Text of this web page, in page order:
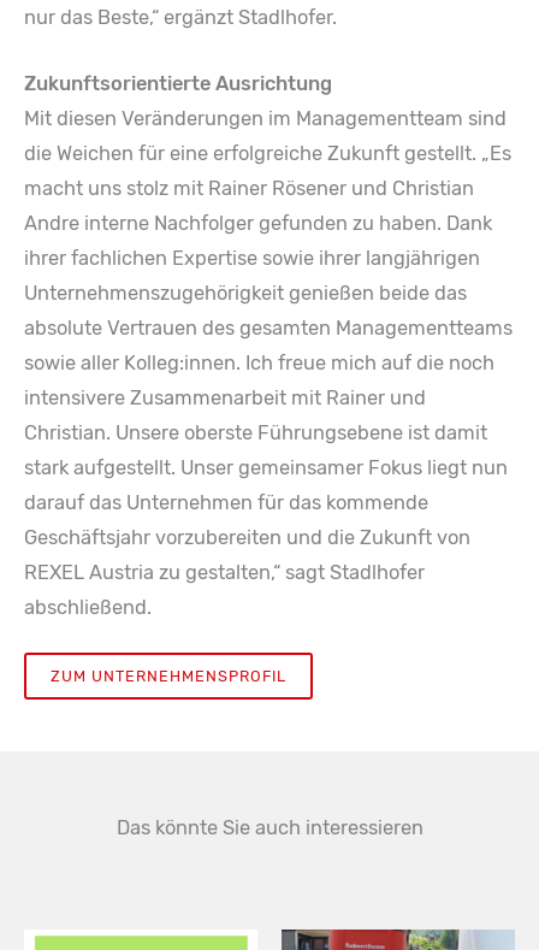
nur das Beste,“ ergänzt Stadlhofer.
Zukunftsorientierte Ausrichtung
Mit diesen Veränderungen im Managementteam sind
die Weichen für eine erfolgreiche Zukunft gestellt. „Es
macht uns stolz mit Rainer Rösener und Christian
Andre interne Nachfolger gefunden zu haben. Dank
ihrer fachlichen Expertise sowie ihrer langjährigen
Unternehmenszugehörigkeit genießen beide das
absolute Vertrauen des gesamten Managementteams
sowie aller Kolleg:innen. Ich freue mich auf die noch
intensivere Zusammenarbeit mit Rainer und
Christian. Unsere oberste Führungsebene ist damit
stark aufgestellt. Unser gemeinsamer Fokus liegt nun
darauf das Unternehmen für das kommende
Geschäftsjahr vorzubereiten und die Zukunft von
REXEL Austria zu gestalten,“ sagt Stadlhofer
abschließend.
ZUM UNTERNEHMENSPROFIL
Das könnte Sie auch interessieren